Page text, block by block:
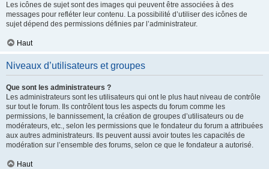
Les icônes de sujet sont des images qui peuvent être associées à des
messages pour refléter leur contenu. La possibilité d’utiliser des icônes de
sujet dépend des permissions définies par l’administrateur.
Haut
Niveaux d’utilisateurs et groupes
Que sont les administrateurs ?
Les administrateurs sont les utilisateurs qui ont le plus haut niveau de contrôle
sur tout le forum. Ils contrôlent tous les aspects du forum comme les
permissions, le bannissement, la création de groupes d’utilisateurs ou de
modérateurs, etc., selon les permissions que le fondateur du forum a attribuées
aux autres administrateurs. Ils peuvent aussi avoir toutes les capacités de
modération sur l’ensemble des forums, selon ce que le fondateur a autorisé.
Haut